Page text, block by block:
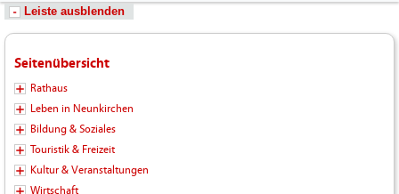
Leiste ausblenden
Seitenübersicht
Rathaus
Leben in Neunkirchen
Bildung & Soziales
Touristik & Freizeit
Kultur & Veranstaltungen
Wirtschaft